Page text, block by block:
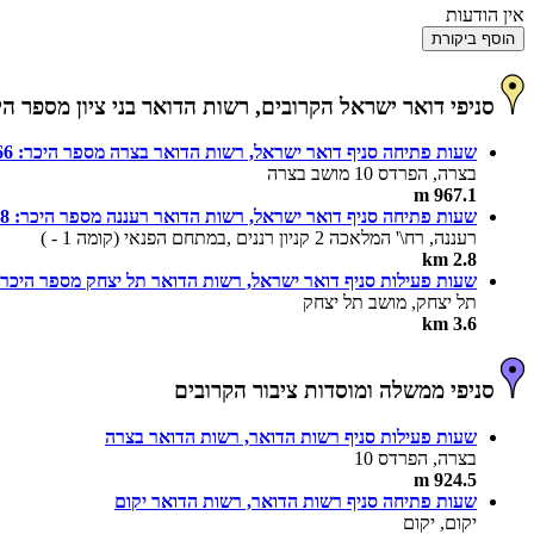
אין הודעות
הוסף ביקורת
סניפי דואר ישראל הקרובים, רשות הדואר בני ציון מספר
שעות פתיחה סניף דואר ישראל, רשות הדואר בצרה מספר היכר: 666
בצרה, הפרדס 10 מושב בצרה
967.1 m
שעות פתיחה סניף דואר ישראל, רשות הדואר רעננה מספר היכר: 608
רעננה, רח\' המלאכה 2 קניון רננים ,במתחם הפנאי (קומה 1 - )
2.8 km
שעות פעילות סניף דואר ישראל, רשות הדואר תל יצחק מספר היכר:
תל יצחק, מושב תל יצחק
3.6 km
סניפי ממשלה ומוסדות ציבור הקרובים
שעות פעילות סניף רשות הדואר, רשות הדואר בצרה
בצרה, הפרדס 10
924.5 m
שעות פתיחה סניף רשות הדואר, רשות הדואר יקום
יקום, יקום